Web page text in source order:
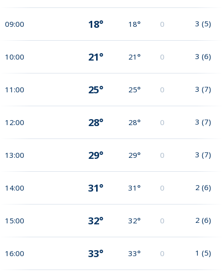
09:00 18° 18° 0 3 (5)
10:00 21° 21° 0 3 (6)
11:00 25° 25° 0 3 (7)
12:00 28° 28° 0 3 (7)
13:00 29° 29° 0 3 (7)
14:00 31° 31° 0 2 (6)
15:00 32° 32° 0 2 (6)
16:00 33° 33° 0 1 (5)